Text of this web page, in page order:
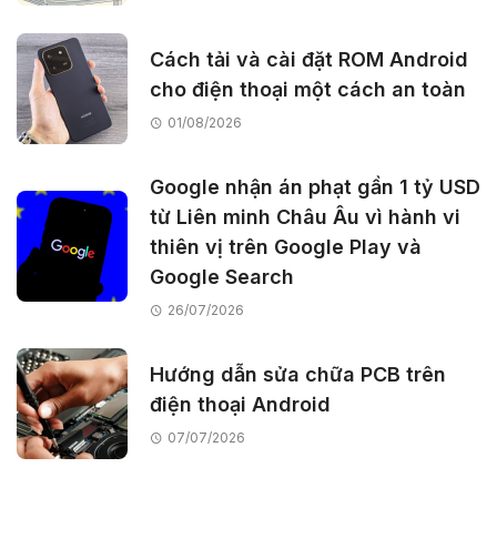
Cách tải và cài đặt ROM Android
cho điện thoại một cách an toàn
01/08/2026
Google nhận án phạt gần 1 tỷ USD
từ Liên minh Châu Âu vì hành vi
thiên vị trên Google Play và
Google Search
26/07/2026
Hướng dẫn sửa chữa PCB trên
điện thoại Android
07/07/2026